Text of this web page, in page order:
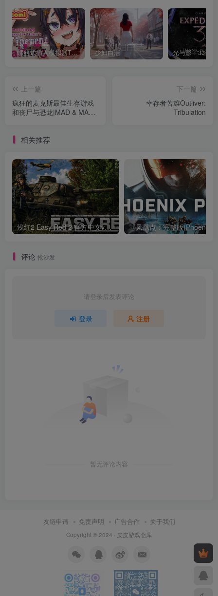
螺丝式插入模拟器TMA02 少妇白洁
上一篇
疯狂的麦克斯最佳生存游戏
和丧尸与恐龙|MAD & MAX:
下一篇
幸存者苦难Outliver:
Tribulation
相关推荐
浅红2 Easy Red 2 官方中文v2.0.9
评论 抢沙发
请登录后发表评论
登录 注册
暂无评论内容
友链申请 免责声明 广告合作 关于我们
Copyright © 2024 · 皮皮游戏仓库